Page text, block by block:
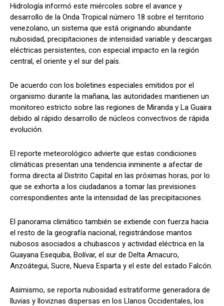
Hidrología informó este miércoles sobre el avance y
desarrollo de la Onda Tropical número 18 sobre el territorio
venezolano, un sistema que está originando abundante
nubosidad, precipitaciones de intensidad variable y descargas
eléctricas persistentes, con especial impacto en la región
central, el oriente y el sur del país.
De acuerdo con los boletines especiales emitidos por el
organismo durante la mañana, las autoridades mantienen un
monitoreo estricto sobre las regiones de Miranda y La Guaira
debido al rápido desarrollo de núcleos convectivos de rápida
evolución.
El reporte meteorológico advierte que estas condiciones
climáticas presentan una tendencia inminente a afectar de
forma directa al Distrito Capital en las próximas horas, por lo
que se exhorta a los ciudadanos a tomar las previsiones
correspondientes ante la intensidad de las precipitaciones.
El panorama climático también se extiende con fuerza hacia
el resto de la geografía nacional, registrándose mantos
nubosos asociados a chubascos y actividad eléctrica en la
Guayana Esequiba, Bolívar, el sur de Delta Amacuro,
Anzoátegui, Sucre, Nueva Esparta y el este del estado Falcón.
Asimismo, se reporta nubosidad estratiforme generadora de
lluvias y lloviznas dispersas en los Llanos Occidentales, los